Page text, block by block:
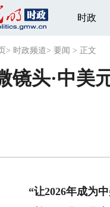
时政
> 时政频道> 要闻 > 正文
镜头·中美
“让2026年成为